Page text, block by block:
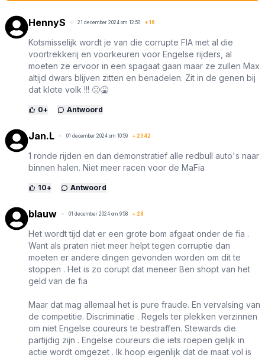
HennyS 21 december 2024 om 12:50 + 16
Kotsmisselijk wordt je van die corrupte FIA met al die
voortrekkerij en voorkeuren voor Engelse rijders, al
moeten ze ervoor in een spagaat gaan maar ze zullen Max
altijd dwars blijven zitten en benadelen. Zit in de genen bij
dat klote volk !!! 🤢🤮
0+ Antwoord
Jan.L 01 december 2024 om 10:59 + 2342
1 ronde rijden en dan demonstratief alle redbull auto's naar
binnen halen. Niet meer racen voor de MaFia
10+ Antwoord
blauw 01 december 2024 om 9:58 + 28
Het wordt tijd dat er een grote bom afgaat onder de fia .
Want als praten niet meer helpt tegen corruptie dan
moeten er andere dingen gevonden worden om dit te
stoppen . Het is zo corupt dat meneer Ben shopt van het
geld van de fia
Maar dat mag allemaal het is pure fraude. En vervalsing van
de competitie. Discriminatie . Regels ter plekken verzinnen
om niet Engelse coureurs te bestraffen. Stewards die
partijdig zijn . Engelse coureurs die iets roepen gelijk in
actie wordt omgezet . Ik hoop eigenlijk dat de maat vol is